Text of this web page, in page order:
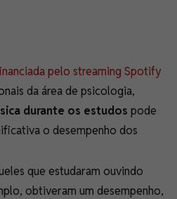
pelo streaming Spotify
da área de psicologia,
durante os estudos pode
o desempenho dos
que estudaram ouvindo
obtiveram um desempenho,